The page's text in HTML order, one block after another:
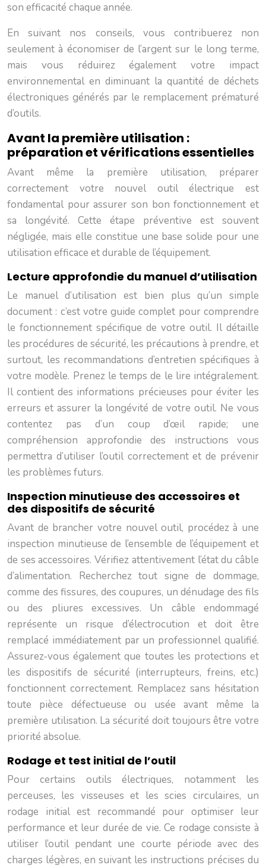
son efficacité chaque année.
En suivant nos conseils, vous contribuerez non
seulement à économiser de l’argent sur le long terme,
mais vous réduirez également votre impact
environnemental en diminuant la quantité de déchets
électroniques générés par le remplacement prématuré
d’outils.
Avant la première utilisation :
préparation et vérifications essentielles
Avant même la première utilisation, préparer
correctement votre nouvel outil électrique est
fondamental pour assurer son bon fonctionnement et
sa longévité. Cette étape préventive est souvent
négligée, mais elle constitue une base solide pour une
utilisation efficace et durable de l’équipement.
Lecture approfondie du manuel d’utilisation
Le manuel d’utilisation est bien plus qu’un simple
document : c’est votre guide complet pour comprendre
le fonctionnement spécifique de votre outil. Il détaille
les procédures de sécurité, les précautions à prendre, et
surtout, les recommandations d’entretien spécifiques à
votre modèle. Prenez le temps de le lire intégralement.
Il contient des informations précieuses pour éviter les
erreurs et assurer la longévité de votre outil. Ne vous
contentez pas d’un coup d’œil rapide; une
compréhension approfondie des instructions vous
permettra d’utiliser l’outil correctement et de prévenir
les problèmes futurs.
Inspection minutieuse des accessoires et
des dispositifs de sécurité
Avant de brancher votre nouvel outil, procédez à une
inspection minutieuse de l’ensemble de l’équipement et
de ses accessoires. Vérifiez attentivement l’état du câble
d’alimentation. Recherchez tout signe de dommage,
comme des fissures, des coupures, un dénudage des fils
ou des pliures excessives. Un câble endommagé
représente un risque d’électrocution et doit être
remplacé immédiatement par un professionnel qualifié.
Assurez-vous également que toutes les protections et
les dispositifs de sécurité (interrupteurs, freins, etc.)
fonctionnent correctement. Remplacez sans hésitation
toute pièce défectueuse ou usée avant même la
première utilisation. La sécurité doit toujours être votre
priorité absolue.
Rodage et test initial de l’outil
Pour certains outils électriques, notamment les
perceuses, les visseuses et les scies circulaires, un
rodage initial est recommandé pour optimiser leur
performance et leur durée de vie. Ce rodage consiste à
utiliser l’outil pendant une courte période avec des
charges légères, en suivant les instructions précises du